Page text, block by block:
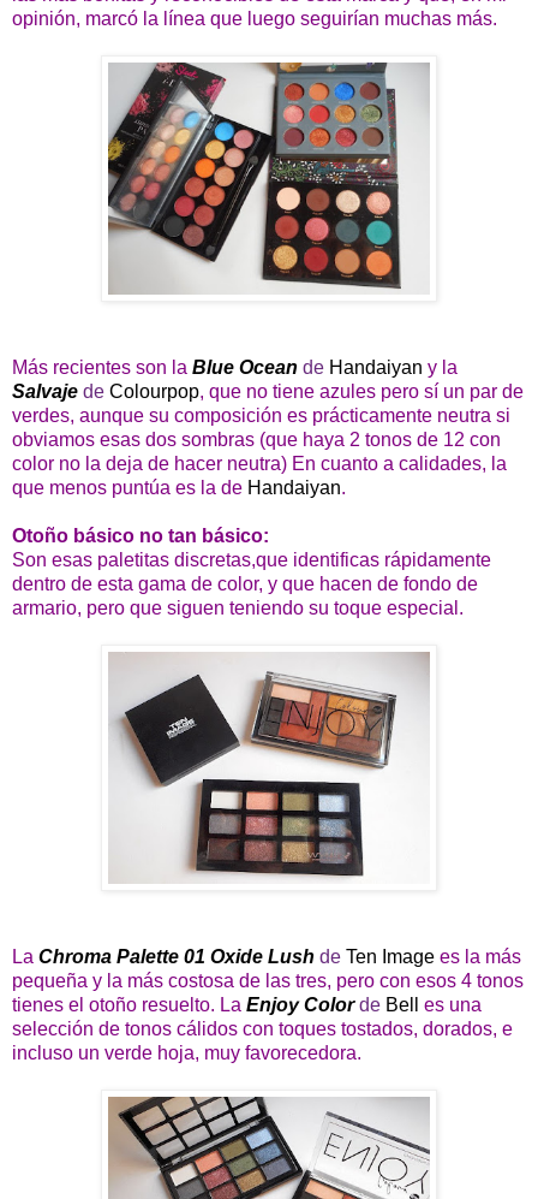
opinión, marcó la línea que luego seguirían muchas más.
Más recientes son la Blue Ocean de Handaiyan y la
Salvaje de Colourpop, que no tiene azules pero sí un par de
verdes, aunque su composición es prácticamente neutra si
obviamos esas dos sombras (que haya 2 tonos de 12 con
color no la deja de hacer neutra) En cuanto a calidades, la
que menos puntúa es la de Handaiyan.
Otoño básico no tan básico:
Son esas paletitas discretas,que identificas rápidamente
dentro de esta gama de color, y que hacen de fondo de
armario, pero que siguen teniendo su toque especial.
La Chroma Palette 01 Oxide Lush de Ten Image es la más
pequeña y la más costosa de las tres, pero con esos 4 tonos
tienes el otoño resuelto. La Enjoy Color de Bell
es una
selección de tonos cálidos con toques tostados, dorados, e
incluso un verde hoja, muy favorecedora.